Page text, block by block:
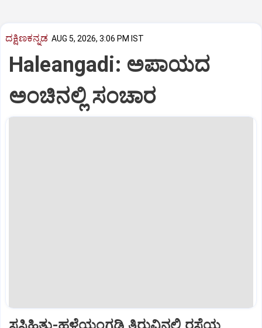
ದಕ್ಷಿಣಕನ್ನಡ AUG 5, 2026, 3:06 PM IST
Haleangadi: ಅಪಾಯದ
ಅಂಚಿನಲ್ಲಿ ಸಂಚಾರ